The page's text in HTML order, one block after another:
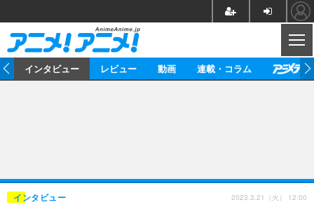
インタビュー レビュー 動画 連載・コラム
インタビュー 2023.3.21（火） 12:00